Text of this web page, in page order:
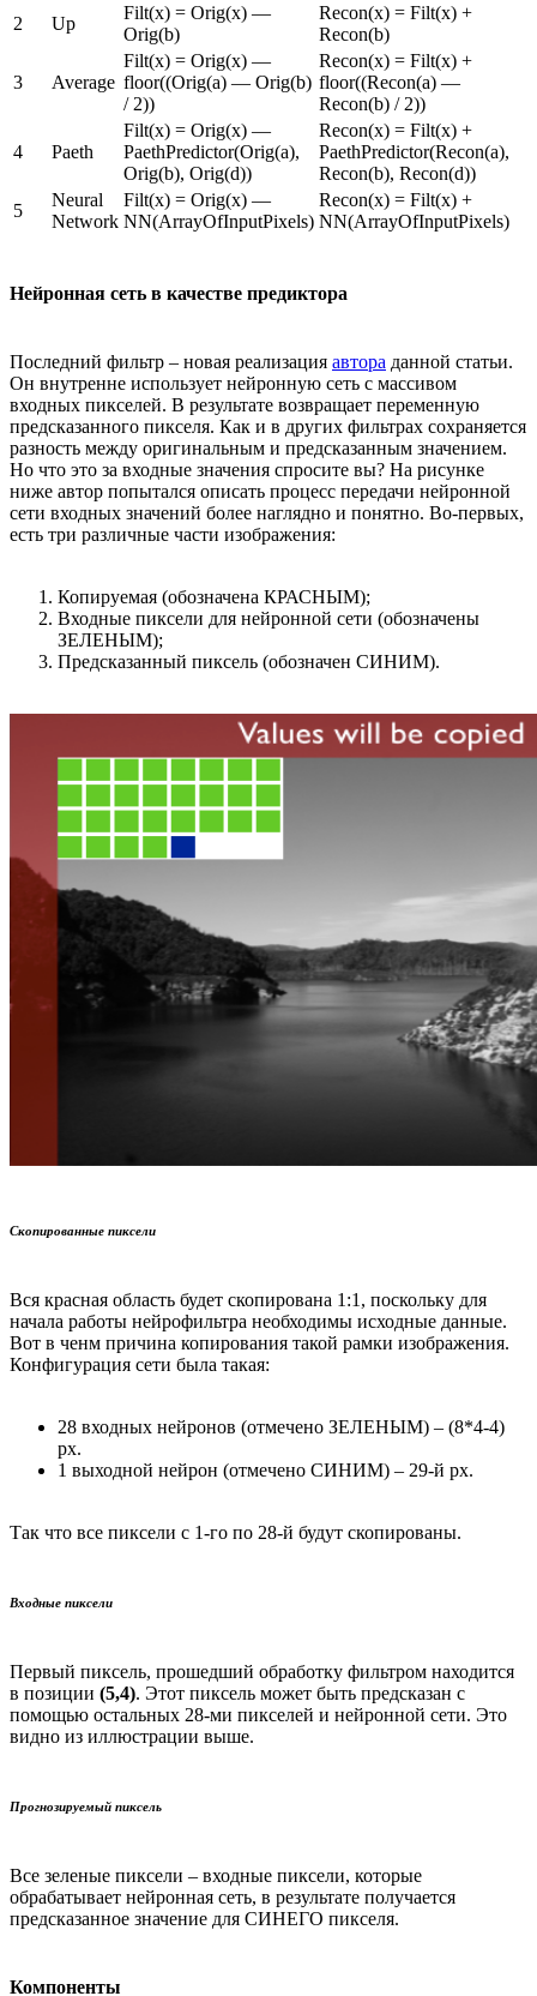
2
Up
Filt(x) = Orig(x) —
Orig(b)
Recon(x) = Filt(x) +
Recon(b)
3 Average
Filt(x) = Orig(x) —
floor((Orig(a) — Orig(b)
/ 2))
Recon(x) = Filt(x) +
floor((Recon(a) —
Recon(b) / 2))
4 Paeth
Filt(x) = Orig(x) —
PaethPredictor(Orig(a),
Orig(b), Orig(d))
Recon(x) = Filt(x) +
PaethPredictor(Recon(a),
Recon(b), Recon(d))
5
Neural
Network
Filt(x) = Orig(x) —
NN(ArrayOfInputPixels)
Recon(x) = Filt(x) +
NN(ArrayOfInputPixels)
Нейронная сеть в качестве предиктора
Последний фильтр – новая реализация автора данной статьи.
Он внутренне использует нейронную сеть с массивом
входных пикселей. В результате возвращает переменную
предсказанного пикселя. Как и в других фильтрах сохраняется
разность между оригинальным и предсказанным значением.
Но что это за входные значения спросите вы? На рисунке
ниже автор попытался описать процесс передачи нейронной
сети входных значений более наглядно и понятно. Во-первых,
есть три различные части изображения:
Копируемая (обозначена КРАСНЫМ);
Входные пиксели для нейронной сети (обозначены
ЗЕЛЕНЫМ);
Предсказанный пиксель (обозначен СИНИМ).
Скопированные пиксели
Вся красная область будет скопирована 1:1, поскольку для
начала работы нейрофильтра необходимы исходные данные.
Вот в ченм причина копирования такой рамки изображения.
Конфигурация сети была такая:
28 входных нейронов (отмечено ЗЕЛЕНЫМ) – (8*4-4)
px.
1 выходной нейрон (отмечено СИНИМ) – 29-й px.
Так что все пиксели с 1-го по 28-й будут скопированы.
Входные пиксели
Первый пиксель, прошедший обработку фильтром находится
в позиции (5,4). Этот пиксель может быть предсказан с
помощью остальных 28-ми пикселей и нейронной сети. Это
видно из иллюстрации выше.
Прогнозируемый пиксель
Все зеленые пиксели – входные пиксели, которые
обрабатывает нейронная сеть, в результате получается
предсказанное значение для СИНЕГО пикселя.
Компоненты